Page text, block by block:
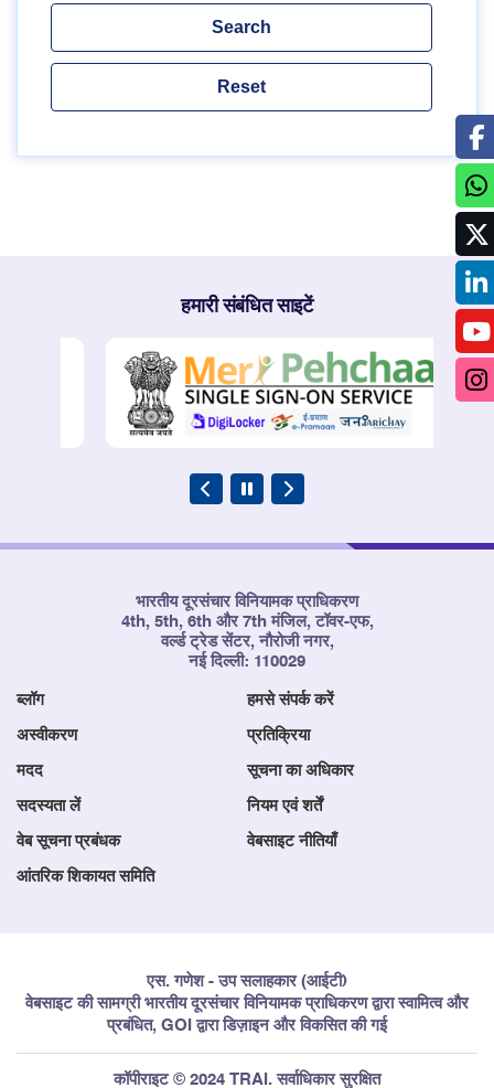
हमारी संबंधित साइटें
भारतीय दूरसंचार विनियामक प्राधिकरण
4th, 5th, 6th और 7th मंजिल, टॉवर-एफ,
वर्ल्ड ट्रेड सेंटर, नौरोजी नगर,
नई दिल्ली: 110029
ब्लॉग हमसे संपर्क करें
अस्वीकरण प्रतिक्रिया
मदद सूचना का अधिकार
सदस्यता लें नियम एवं शर्तें
वेब सूचना प्रबंधक वेबसाइट नीतियाँ
आंतरिक शिकायत समिति
एस. गणेश - उप सलाहकार (आईटी)
वेबसाइट की सामग्री भारतीय दूरसंचार विनियामक प्राधिकरण द्वारा स्वामित्व और
प्रबंधित, GOI द्वारा डिज़ाइन और विकसित की गई
कॉपीराइट © 2024 TRAI. सर्वाधिकार सुरक्षित